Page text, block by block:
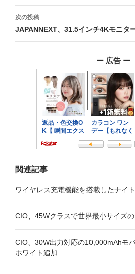
ナ
ビ
次の投稿
JAPANNEXT、31.5インチ4Kモニタ
ー 広告 ー
関連記事
ワイヤレス充電機能を搭載したナイ
CIO、45Wクラスで世界最小サイズ
CIO、30W出力対応の10,000mAhモ
ホワイト追加